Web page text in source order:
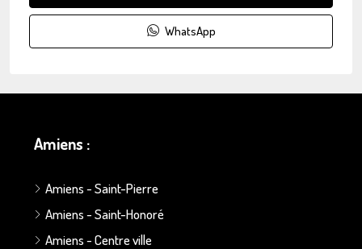
WhatsApp
Amiens :
Amiens - Saint-Pierre
Amiens - Saint-Honoré
Amiens - Centre ville